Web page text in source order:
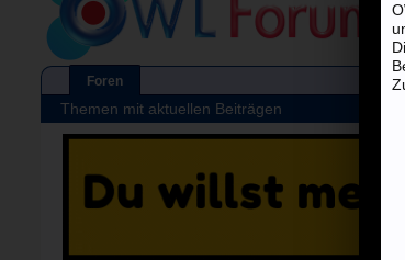
Foren
Themen mit aktuellen Beiträgen